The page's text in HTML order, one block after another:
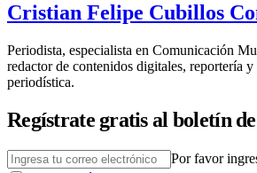
Cristian Felipe Cubillos
Periodista, especialista en Comunicación
redactor de contenidos digitales, reportería
periodística.
Regístrate gratis al boletín
Por favor